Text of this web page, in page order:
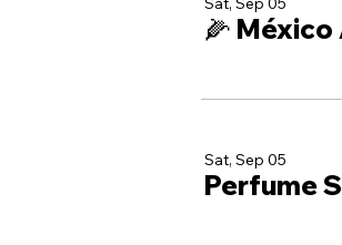
🌽
Sat, Sep 05
Perfume